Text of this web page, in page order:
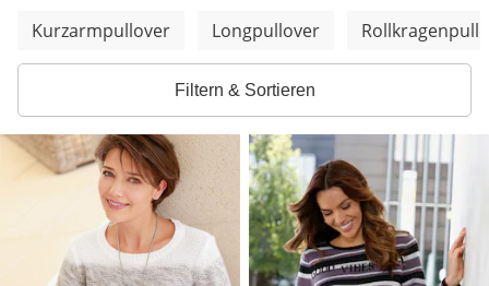
Weitere Kategorien überspringen
Kurzarmpullover Longpullover
Filtern & Sortieren